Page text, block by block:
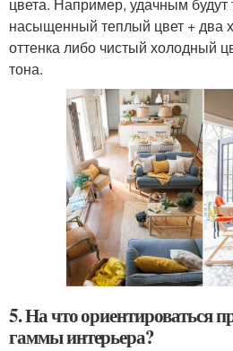
цвета. Например, удачным будут
насыщенный теплый цвет + два
оттенка либо чистый холодный
тона.
5. На что ориентироваться
гаммы интерьера?